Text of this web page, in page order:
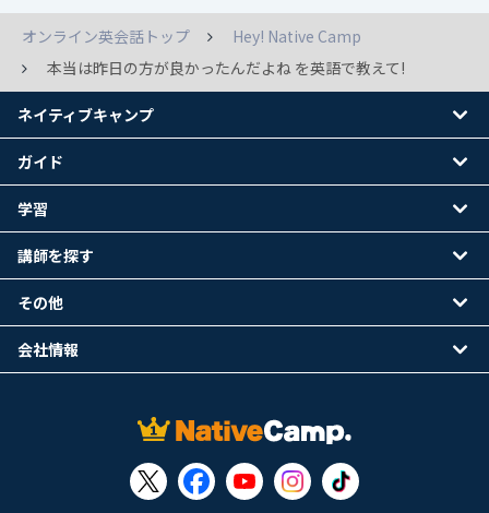
オンライン英会話トップ
Hey! Native Camp
本当は昨日の方が良かったんだよね を英語で教えて!
ネイティブキャンプ
ガイド
学習
講師を探す
その他
会社情報